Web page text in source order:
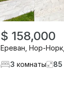
$ 158,000
Ереван Нор-Норк,
3 комнаты 85